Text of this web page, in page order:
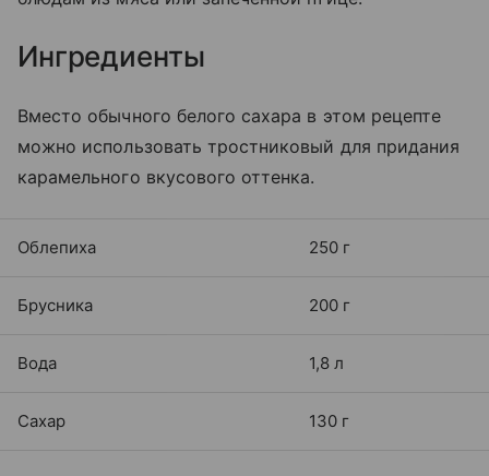
Ингредиенты
Вместо обычного белого сахара в этом рецепте
можно использовать тростниковый для придания
карамельного вкусового оттенка.
Облепиха 250 г
Брусника 200 г
Вода 1,8 л
Сахар 130 г